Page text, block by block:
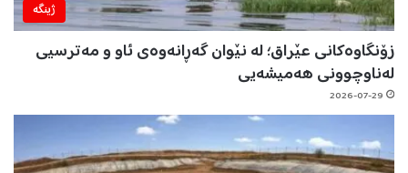
ژینگه‌
زۆنگاوەکانی عێراق؛ لە نێوان گەڕانەوەی ئاو و مەترسیی
لەناوچوونی هەمیشەیی
2026-07-29